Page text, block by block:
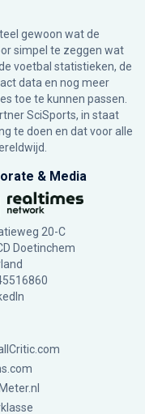
gewoon wat de
simpel te zeggen wat
voetbal statistieken, de
data en nog meer
toe te kunnen passen.
SciSports, in staat
te doen en dat voor alle
& Media
20-C
Doetinchem